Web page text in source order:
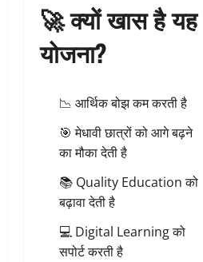
🚀 क्यों खास है यह
योजना?
📉 आर्थिक बोझ कम करती है
🎯 मेधावी छात्रों को आगे बढ़ने
का मौका देती है
📚 Quality Education को
बढ़ावा देती है
💻 Digital Learning को
सपोर्ट करती है